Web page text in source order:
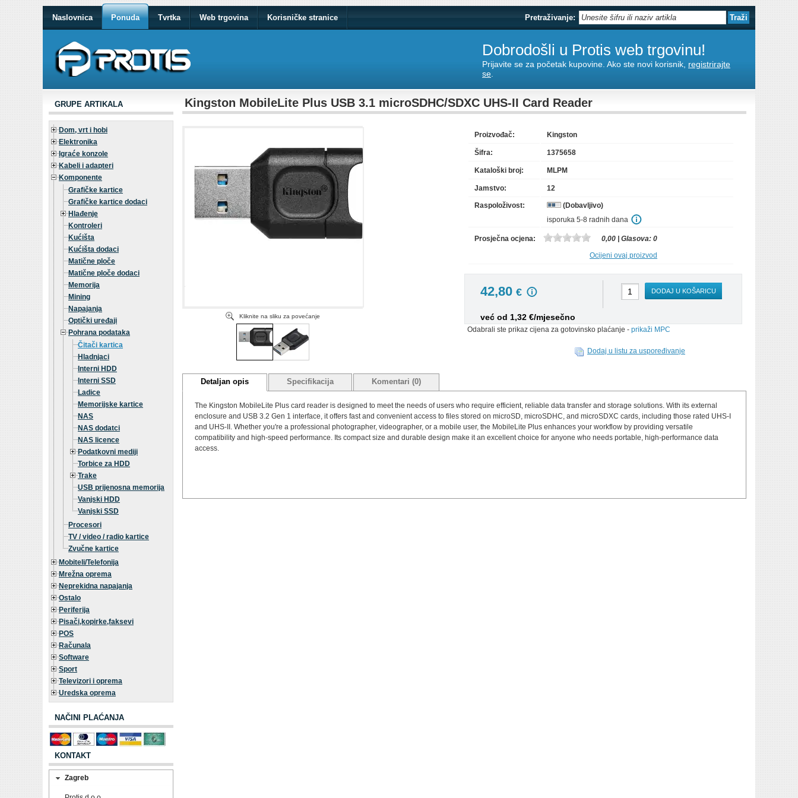
Naslovnica Ponuda Tvrtka Web trgovina Korisničke stranice Pretraživanje:
Dobrodošli u Protis web trgovinu!
Prijavite se za početak kupovine. Ako ste novi korisnik, registrirajte
se
GRUPE ARTIKALA
Dom, vrt i hobi
Elektronika
Igraće konzole
Kabeli i adapteri
Komponente
Grafičke kartice
Grafičke kartice dodaci
Hlađenje
Kontroleri
Kućišta
Kućišta dodaci
Matične ploče
Matične ploče dodaci
Memorija
Mining
Napajanja
Optički uređaji
Pohrana podataka
Čitači kartica
Hladnjaci
Interni HDD
Interni SSD
Ladice
Memorijske kartice
NAS
NAS dodatci
NAS licence
Podatkovni mediji
Torbice za HDD
Trake
USB prijenosna memorija
Vanjski HDD
Vanjski SSD
Procesori
TV / video / radio kartice
Zvučne kartice
Mobiteli/Telefonija
Mrežna oprema
Neprekidna napajanja
Ostalo
Periferija
Pisači,kopirke,faksevi
POS
Računala
Software
Sport
Televizori i oprema
Uredska oprema
NAČINI PLAĆANJA
KONTAKT
Zagreb
Kingston MobileLite Plus USB 3.1 microSDHC/SDXC UHS-II Card Reader
Kliknite na sliku za povećanje
Proizvođač: Kingston
Šifra: 1375658
Kataloški broj: MLPM
Jamstvo: 12
Raspoloživost:
(Dobavljivo)
isporuka 5-8 radnih dana
Prosječna ocjena: 0,00 | Glasova: 0
Ocijeni ovaj proizvod
42,80 €
već od 1,32 €/mjesečno
DODAJ U KOŠARICU
Odabrali ste prikaz cijena za gotovinsko plaćanje - prikaži MPC
Dodaj u listu za uspoređivanje
Detaljan opis Specifikacija Komentari (0)
The Kingston MobileLite Plus card reader is designed to meet the needs of users who require efficient, reliable data transfer and storage solutions. With its external
enclosure and USB 3.2 Gen 1 interface, it offers fast and convenient access to files stored on microSD, microSDHC, and microSDXC cards, including those rated UHS-I
and UHS-II. Whether you're a professional photographer, videographer, or a mobile user, the MobileLite Plus enhances your workflow by providing versatile
compatibility and high-speed performance. Its compact size and durable design make it an excellent choice for anyone who needs portable, high-performance data
access.